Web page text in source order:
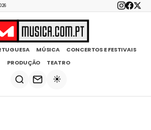
MÚSICA
CONCERTOS E FESTIVAIS
PRODUÇÃO
TEATRO
☀️